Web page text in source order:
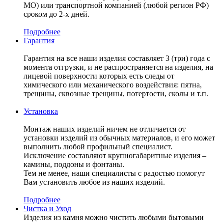
МО) или транспортной компанией (любой регион РФ)
сроком до 2-х дней.
Подробнее
Гарантия
Гарантия на все наши изделия составляет 3 (три) года с
момента отгрузки, и не распространяется на изделия, на
лицевой поверхности которых есть следы от
химического или механического воздействия: пятна,
трещины, сквозные трещины, потертости, сколы и т.п.
Установка
Монтаж наших изделий ничем не отличается от
установки изделий из обычных материалов, и его может
выполнить любой профильный специалист.
Исключение составляют крупногабаритные изделия –
камины, поддоны и фонтаны.
Тем не менее, наши специалисты с радостью помогут
Вам установить любое из наших изделий.
Подробнее
Чистка и Уход
Изделия из камня можно чистить любыми бытовыми